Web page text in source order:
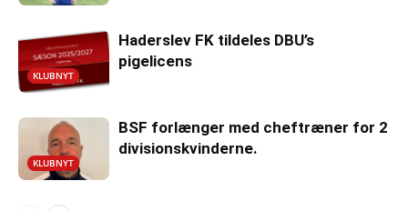
KLUBNYT
Haderslev FK tildeles DBU’s
pigelicens
KLUBNYT
BSF forlænger med cheftræner for 2
divisionskvinderne.